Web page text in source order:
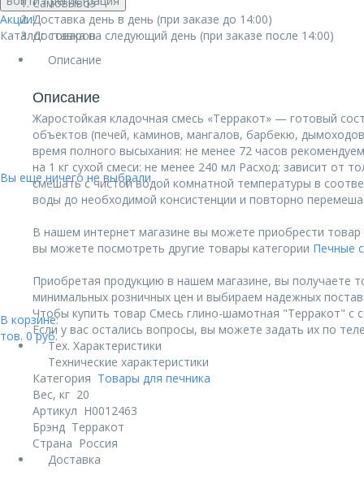
Акции!
Каталог товаров
Вы еще ничего не выбрали
В корзине:
тов. 0руб.
Доставка день в день (при заказе до 14:00)
Доставка на следующий день (при заказе после 14:00)
Описание
Описание
Жаростойкая кладочная смесь «Терракот» — готовый
объектов (печей, каминов, мангалов, барбекю,
время полного высыхания: не менее 72 часов
на 1 кг сухой смеси: не менее 240 мл Расход: зависит от
смешать с чистой водой комнатной температуры в
воды до необходимой консистенции и повторно
В нашем интернет магазине вы можете приобрести
вы можете посмотреть другие товары категории Печные
Приобретая продукцию в нашем магазине, вы получаете
минимальных розничных цен и выбираем надежных
Чтобы купить товар Смесь глино-шамотная "Терракот" с
Если у вас остались вопросы, вы можете задать их по
Тех. Характеристики
Технические характеристики
Категория Товары для печника
Вес, кг 20
Артикул Н0012463
Брэнд Терракот
Страна Россия
Доставка